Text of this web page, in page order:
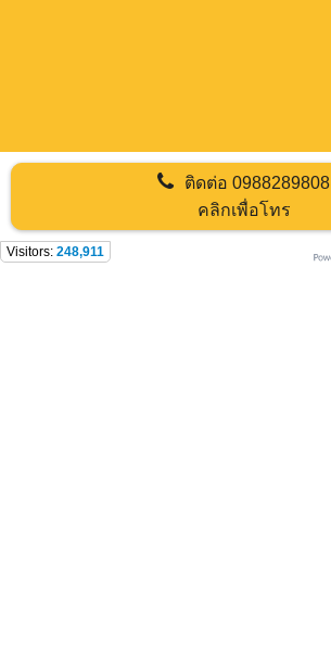
ติดต่อ0988289808
คลิกเพื่อโทร
Visitors: 248,911